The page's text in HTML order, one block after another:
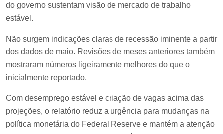
do governo sustentam visão de mercado de trabalho
estável.
Não surgem indicações claras de recessão iminente a partir
dos dados de maio. Revisões de meses anteriores também
mostraram números ligeiramente melhores do que o
inicialmente reportado.
Com desemprego estável e criação de vagas acima das
projeções, o relatório reduz a urgência para mudanças na
política monetária do Federal Reserve e mantém a atenção